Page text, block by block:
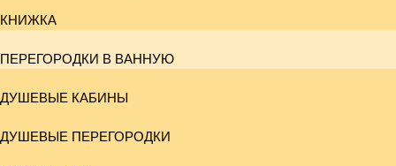
КНИЖКА
ПЕРЕГОРОДКИ В ВАННУЮ
ДУШЕВЫЕ КАБИНЫ
ДУШЕВЫЕ ПЕРЕГОРОДКИ